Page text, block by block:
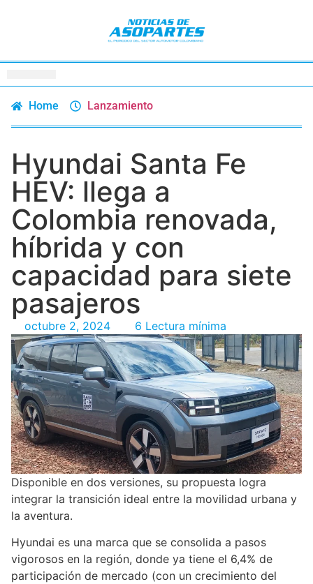
Home Lanzamiento
Hyundai Santa Fe
HEV: llega a
Colombia renovada,
híbrida y con
capacidad para siete
pasajeros
octubre 2, 2024 6 Lectura mínima
Disponible en dos versiones, su propuesta logra
integrar la transición ideal entre la movilidad urbana y
la aventura.
Hyundai es una marca que se consolida a pasos
vigorosos en la región, donde ya tiene el 6,4% de
participación de mercado (con un crecimiento del